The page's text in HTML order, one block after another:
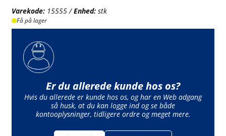
Varekode: 15555 /Enhed: stk
Få på lager
Er du allerede kunde hos os?
Hvis du allerede er kunde hos os, og har en Web adgang
så husk, at du kan logge ind og se både
kontooplysninger, tidligere ordre og meget mere.